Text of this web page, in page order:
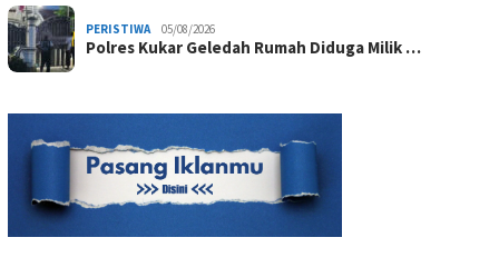
PERISTIWA 05/08/2026
Polres Kukar Geledah Rumah Diduga Milik …